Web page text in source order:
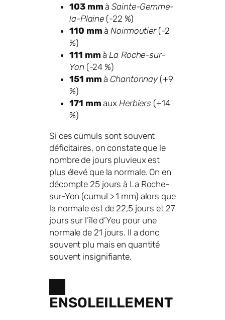
103 mm àSainte-Gemme-
la-Plaine (-22 %)
110 mm àNoirmoutier(-2
%)
111 mm àLa Roche-sur-
Yon (-24 %)
151 mm à Chantonnay(+9
%)
171 mmaux Herbiers (+14
%)
Si ces cumuls sont souvent
déficitaires, on constate que le
nombre de jours pluvieux est
plus élevé que la normale. On en
décompte 25 jours à La Roche-
sur-Yon (cumul > 1 mm) alors que
la normale est de 22,5 jours et 27
jours sur l’île d’Yeu pour une
normale de 21 jours. Il a donc
souvent plu mais en quantité
souvent insignifiante.
ENSOLEILLEMENT